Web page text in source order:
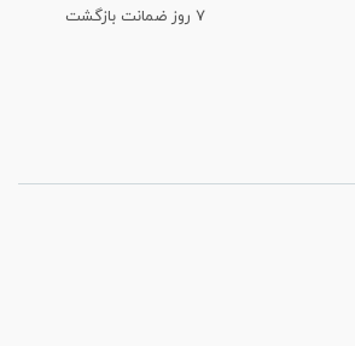
۷ روز ضمانت بازگشت